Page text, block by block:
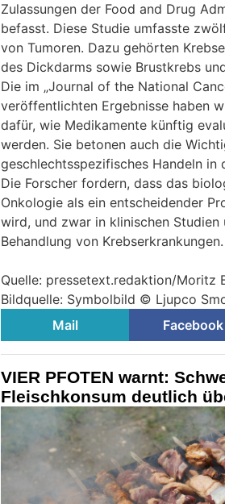
Zulassungen der Food and Drug
befasst. Diese Studie umfasste
von Tumoren. Dazu gehörten
des Dickdarms sowie Brustkrebs
Die im „Journal of the National
veröffentlichten Ergebnisse haben
dafür, wie Medikamente künftig
werden. Sie betonen auch die
geschlechtsspezifisches Handeln in
Die Forscher fordern, dass das
Onkologie als ein entscheidender
wird, und zwar in klinischen
Behandlung von Krebserkrankungen.
Quelle: pressetext.redaktion/Moritz
Bildquelle: Symbolbild © Ljupco
Mail
Facebook
VIER PFOTEN warnt:
Fleischkonsum deutlich